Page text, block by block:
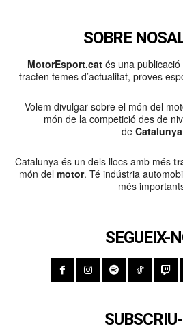
SOBRE
MotorEsport.cat és una
tracten temes d’actualitat, proves
Volem divulgar sobre el món del
món de la competició des de
de Catalunya
Catalunya és un dels llocs amb més
món del motor. Té indústria
més
SEGUEIX-